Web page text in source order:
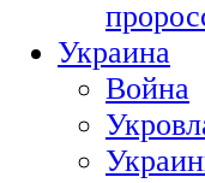
Украина
Война